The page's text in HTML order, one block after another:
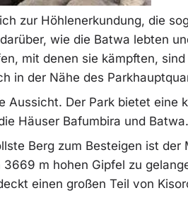
zur Höhlenerkundung, die
wie die Batwa lebten
mit denen sie kämpften,
in der Nähe des
Der Park bietet eine
Häuser Bafumbira und Batwa.
Berg zum Besteigen ist der
m hohen Gipfel zu
einen großen Teil von